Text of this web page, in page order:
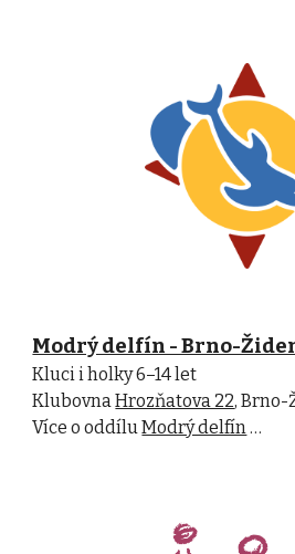
Modrý delfín - Brno-
Kluci i holky 6–14 let
KlubovnaHrozňatova 22, Brno-
Více o oddíluModrý delfín…